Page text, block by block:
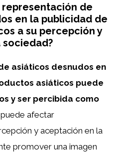
de
en la publicidad de
a su percepción y
asiáticos desnudos en
asiáticos puede
y ser percibida como
puede afectar
y aceptación en la
promover una imagen